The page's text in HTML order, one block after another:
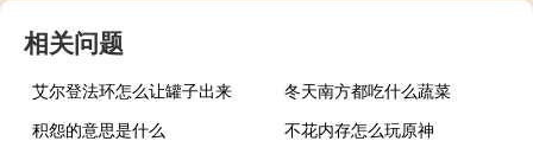
相关问题
艾尔登法环怎么让罐子出来
冬天南方都吃什么蔬菜
积怨的意思是什么
不花内存怎么玩原神